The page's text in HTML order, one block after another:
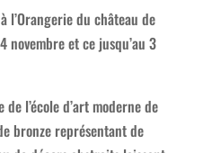
l’Orangerie du château de
et ce jusqu’au 3
l’école d’art moderne de
bronze représentant de